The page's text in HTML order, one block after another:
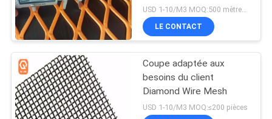
en métal non - facile à
installer
LE CONTACT
Coupe adaptée aux
besoins du client
Diamond Wire Mesh
USD 1-10/M3 MOQ:≤200 pièces